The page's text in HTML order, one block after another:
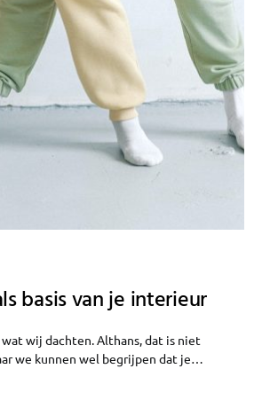
basis van je interieur
wat wij dachten. Althans, dat is niet
we kunnen wel begrijpen dat je…